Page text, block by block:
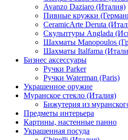
Avanzo Daziaro (Италия)
Пивные кружки
CeramicArte Deruta
Скульптуры Anglada
Шахматы Manopoulos
Шахматы Italfama
Бизнес аксессуары
Ручки Parker
Ручки Waterman (Paris)
Украшенное оружие
Муранское стекло (Италия)
Бижутерия из
Предметы интерьера
Картины, настенные панно
Украшенная посуда